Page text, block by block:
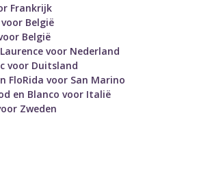
Frankrijk
België
België
voor Nederland
voor Duitsland
FloRida voor San Marino
en Blanco voor Italië
Zweden